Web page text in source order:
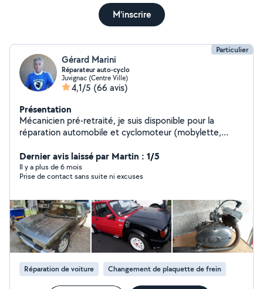
M'inscrire
Particulier
Gérard Marini
Réparateur auto-cyclo
Juvignac (Centre Ville)
4,1/5 (66 avis)
Présentation
Mécanicien pré-retraité, je suis disponible pour la
réparation automobile et cyclomoteur (mobylette,
Dernier avis laissé par Martin : 1/5
Il y a plus de 6 mois
Prise de contact sans suite ni excuses
Réparation de voiture Changement de plaquette de frein